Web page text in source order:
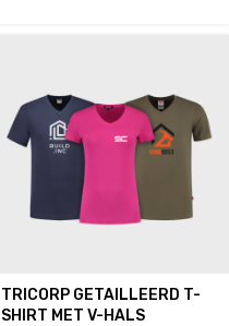
TRICORP GETAILLEERD T-
SHIRT MET V-HALS